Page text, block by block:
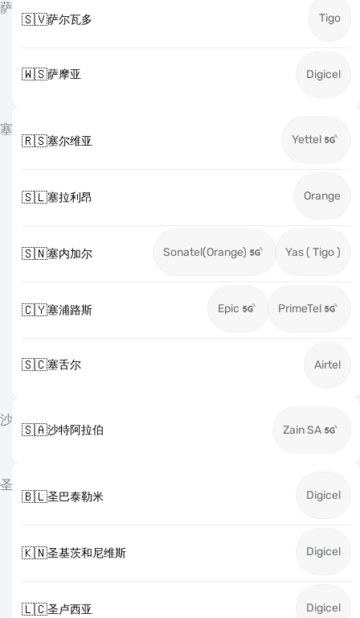
萨
🇸🇻萨尔瓦多 Tigo
🇼🇸萨摩亚 Digicel
塞
🇷🇸塞尔维亚 Yettel
🇸🇱塞拉利昂 Orange
🇸🇳塞内加尔 Sonatel(Orange) Yas ( Tigo )
🇨🇾塞浦路斯 Epic PrimeTel
🇸🇨塞舌尔 Airtel
沙
🇸🇦沙特阿拉伯 Zain SA
圣
🇧🇱圣巴泰勒米 Digicel
🇰🇳圣基茨和尼维斯 Digicel
🇱🇨圣卢西亚 Digicel